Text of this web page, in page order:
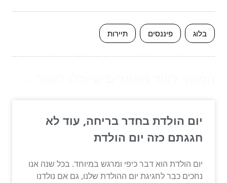
בלוג פיננסים תיירות
יום הולדת בחדר בריחה, עוד לא
חגגתם כזה יום הולדת
יום הולדת הוא דבר כיפי ומרגש במיוחד. בכל שנה אנו
נחכים כבר לחגיגת יום ההולדת שלנו, גם אם נולדנו